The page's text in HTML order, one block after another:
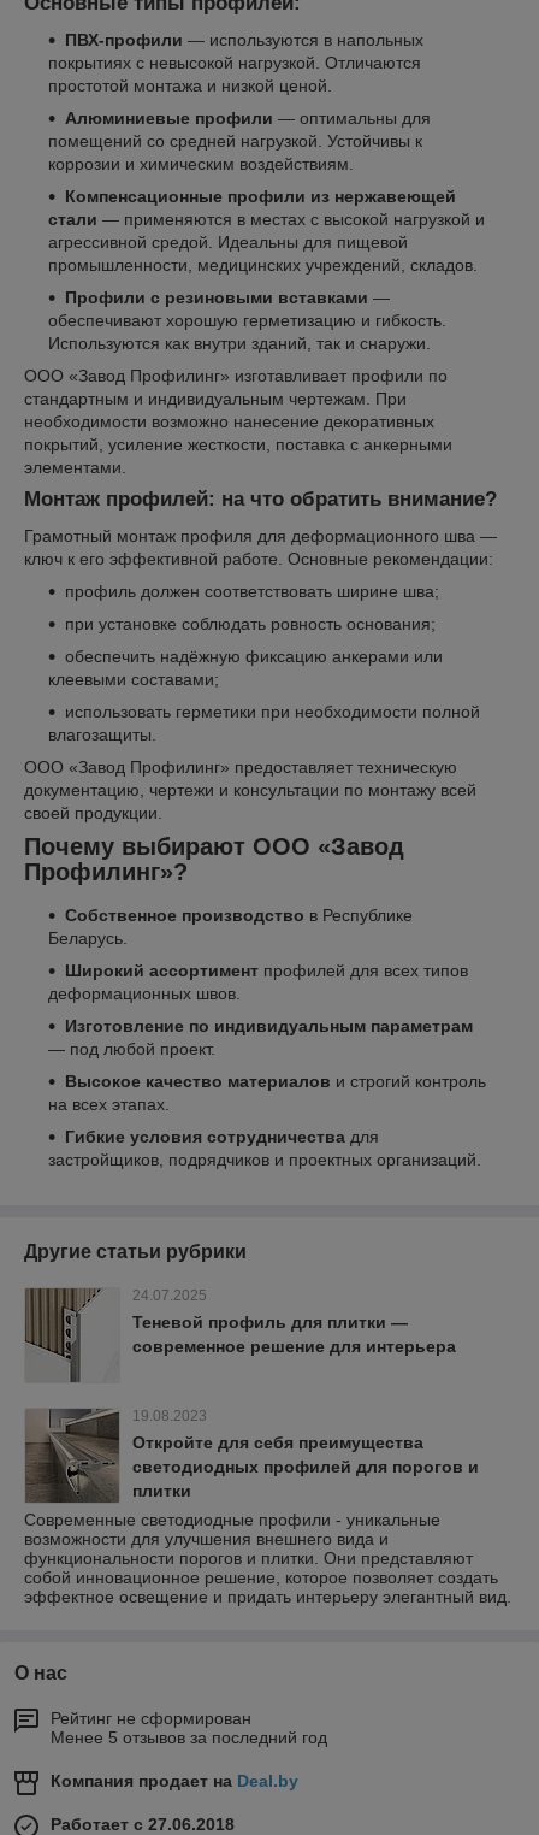
ПВХ-профили — используются в напольных
покрытиях с невысокой нагрузкой. Отличаются
простотой монтажа и низкой ценой.
Алюминиевые профили — оптимальны для
помещений со средней нагрузкой. Устойчивы к
коррозии и химическим воздействиям.
Компенсационные профили из нержавеющей
стали — применяются в местах с высокой нагрузкой и
агрессивной средой. Идеальны для пищевой
промышленности, медицинских учреждений, складов.
Профили с резиновыми вставками —
обеспечивают хорошую герметизацию и гибкость.
Используются как внутри зданий, так и снаружи.
ООО «Завод Профилинг» изготавливает профили по
стандартным и индивидуальным чертежам. При
необходимости возможно нанесение декоративных
покрытий, усиление жесткости, поставка с анкерными
элементами.
Монтаж профилей: на что обратить внимание?
Грамотный монтаж профиля для деформационного шва —
ключ к его эффективной работе. Основные рекомендации:
профиль должен соответствовать ширине шва;
при установке соблюдать ровность основания;
обеспечить надёжную фиксацию анкерами или
клеевыми составами;
использовать герметики при необходимости полной
влагозащиты.
ООО «Завод Профилинг» предоставляет техническую
документацию, чертежи и консультации по монтажу всей
своей продукции.
Почему выбирают ООО «Завод
Профилинг»?
Собственное производство в Республике
Беларусь.
Широкий ассортимент профилей для всех типов
деформационных швов.
Изготовление по индивидуальным параметрам
— под любой проект.
Высокое качество материалов и строгий контроль
на всех этапах.
Гибкие условия сотрудничества для
застройщиков, подрядчиков и проектных организаций.
Другие статьи рубрики
24.07.2025
Теневой профиль для плитки —
современное решение для интерьера
19.08.2023
Откройте для себя преимущества
светодиодных профилей для порогов и
плитки
Современные светодиодные профили - уникальные
возможности для улучшения внешнего вида и
функциональности порогов и плитки. Они представляют
собой инновационное решение, которое позволяет создать
эффектное освещение и придать интерьеру элегантный вид.
О нас
Рейтинг не сформирован
Менее 5 отзывов за последний год
Компания продает на Deal.by
Работает с 27.06.2018